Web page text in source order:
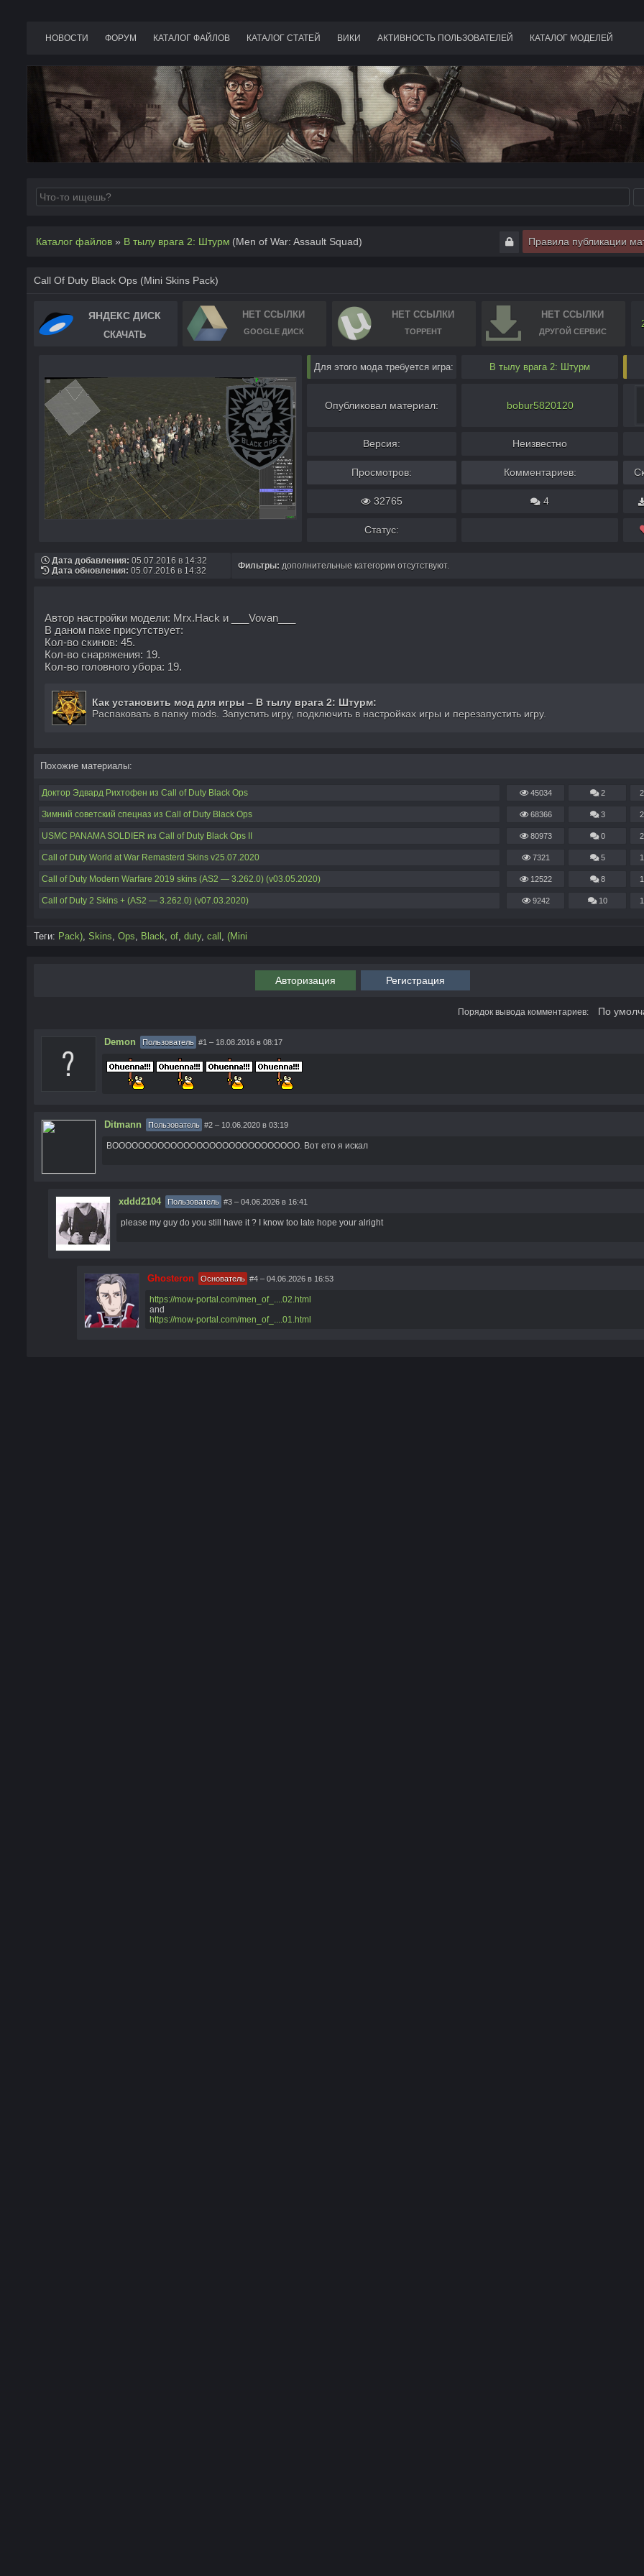
НОВОСТИ ФОРУМ КАТАЛОГ ФАЙЛОВ КАТАЛОГ СТАТЕЙ ВИКИ АКТИВНОСТЬ ПОЛЬЗОВАТЕЛЕЙ КАТАЛОГ МОДЕЛЕЙ
Каталог файлов » В тылу врага 2: Штурм (Men of War: Assault Squad) Правила публикации
Call Of Duty Black Ops (Mini Skins Pack)
ЯНДЕКС ДИСК
СКАЧАТЬ
НЕТ ССЫЛКИ
GOOGLE ДИСК
НЕТ ССЫЛКИ
ТОРРЕНТ
НЕТ ССЫЛКИ
ДРУГОЙ СЕРВИС
Для этого мода требуется игра: В тылу врага 2: Штурм
Опубликовал материал: bobur5820120
Версия: Неизвестно
Просмотров: Комментариев:
32765 4
Статус:
Дата добавления: 05.07.2016 в 14:32
Дата обновления: 05.07.2016 в 14:32 Фильтры: дополнительные категории отсутствуют.
Автор настройки модели: Mrx.Hack и ___Vovan___
В даном паке присутствует:
Кол-во скинов: 45.
Кол-во снаряжения: 19.
Кол-во головного убора: 19.
Как установить мод для игры – В тылу врага 2: Штурм:
Распаковать в папку mods. Запустить игру, подключить в настройках игры и перезапустить игру.
Похожие материалы:
Доктор Эдвард Рихтофен из Call of Duty Black Ops 45034 2
Зимний советский спецназ из Call of Duty Black Ops 68366 3
USMC PANAMA SOLDIER из Call of Duty Black Ops II 80973 0
Call of Duty World at War Remasterd Skins v25.07.2020 7321 5
Call of Duty Modern Warfare 2019 skins (AS2 — 3.262.0) (v03.05.2020) 12522 8
Call of Duty 2 Skins + (AS2 — 3.262.0) (v07.03.2020) 9242 10
Теги: Pack), Skins, Ops, Black, of, duty, call , (Mini
Авторизация Регистрация
Порядок вывода комментариев:
Demon Пользователь #1 – 18.08.2016 в 08:17
Ditmann Пользователь #2 – 10.06.2020 в 03:19
ВООООООООООООООООООООООООООООО. Вот ето я искал
xddd2104 Пользователь #3 – 04.06.2026 в 16:41
please my guy do you still have it ? I know too late hope your alright
Ghosteron Основатель #4 – 04.06.2026 в 16:53
https://mow-portal.com/men_of_....02.html
and
https://mow-portal.com/men_of_....01.html